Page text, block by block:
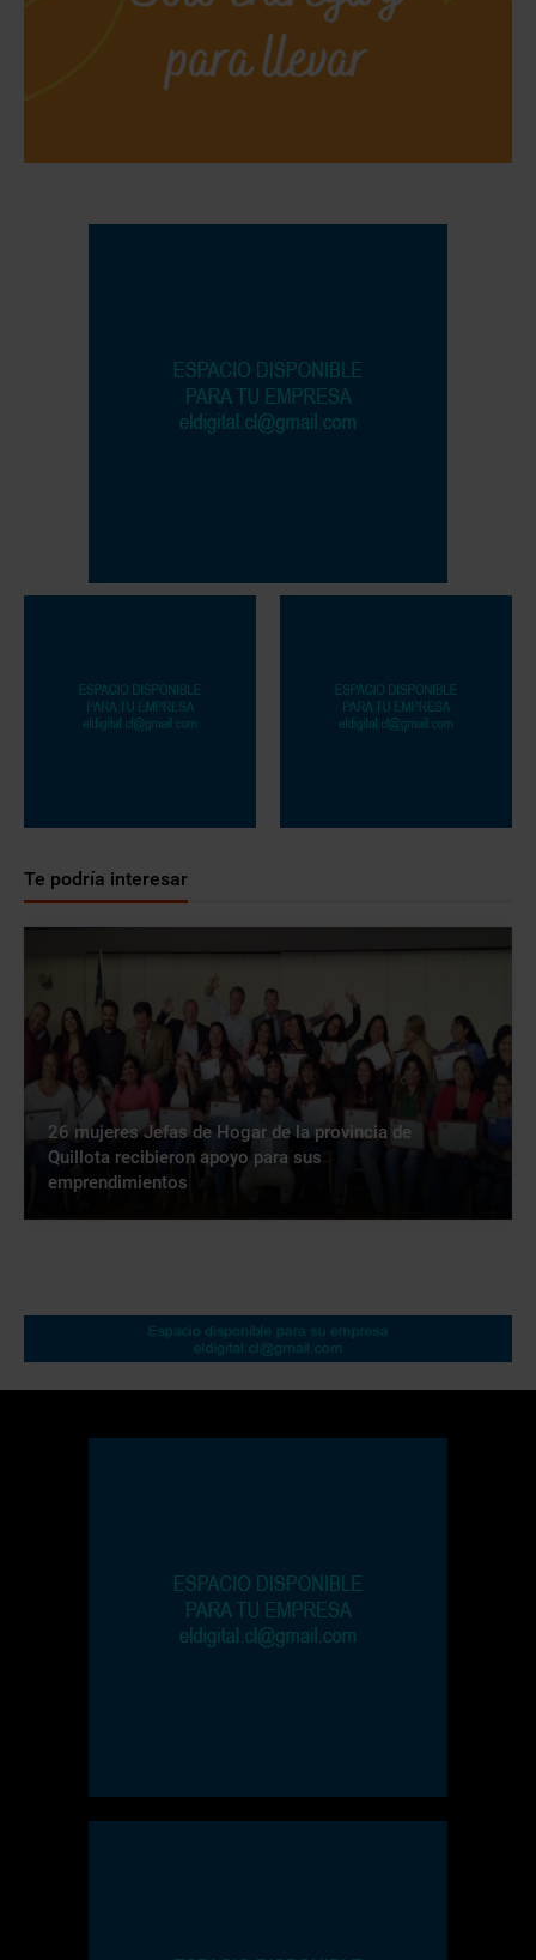
Te podría interesar
26 mujeres Jefas de Hogar de la provincia de
Quillota recibieron apoyo para sus
emprendimientos